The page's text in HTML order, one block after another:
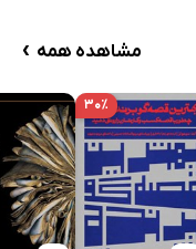
مشاهده همه ›
۳۰٪